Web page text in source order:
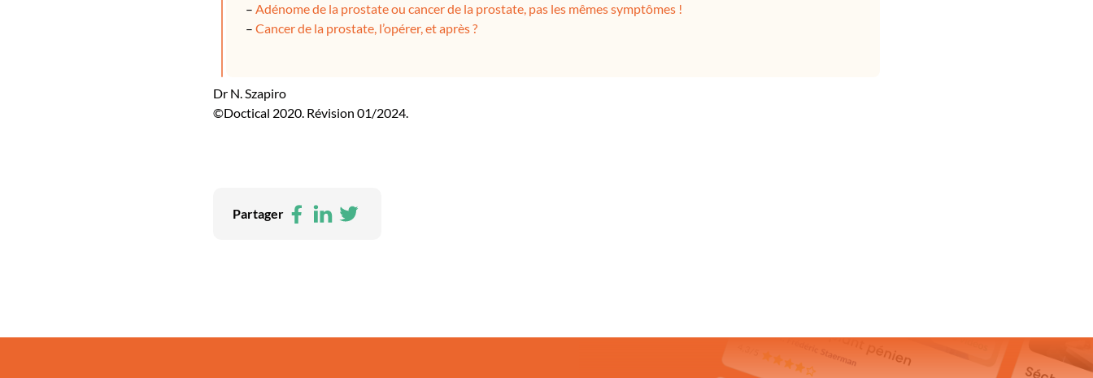
– Adénome de la prostate ou cancer de la prostate, pas les mêmes symptômes !
– Cancer de la prostate, l’opérer, et après ?
Dr N. Szapiro
©Doctical 2020. Révision 01/2024.
Partager Facebook
LinkedIn
Twitter